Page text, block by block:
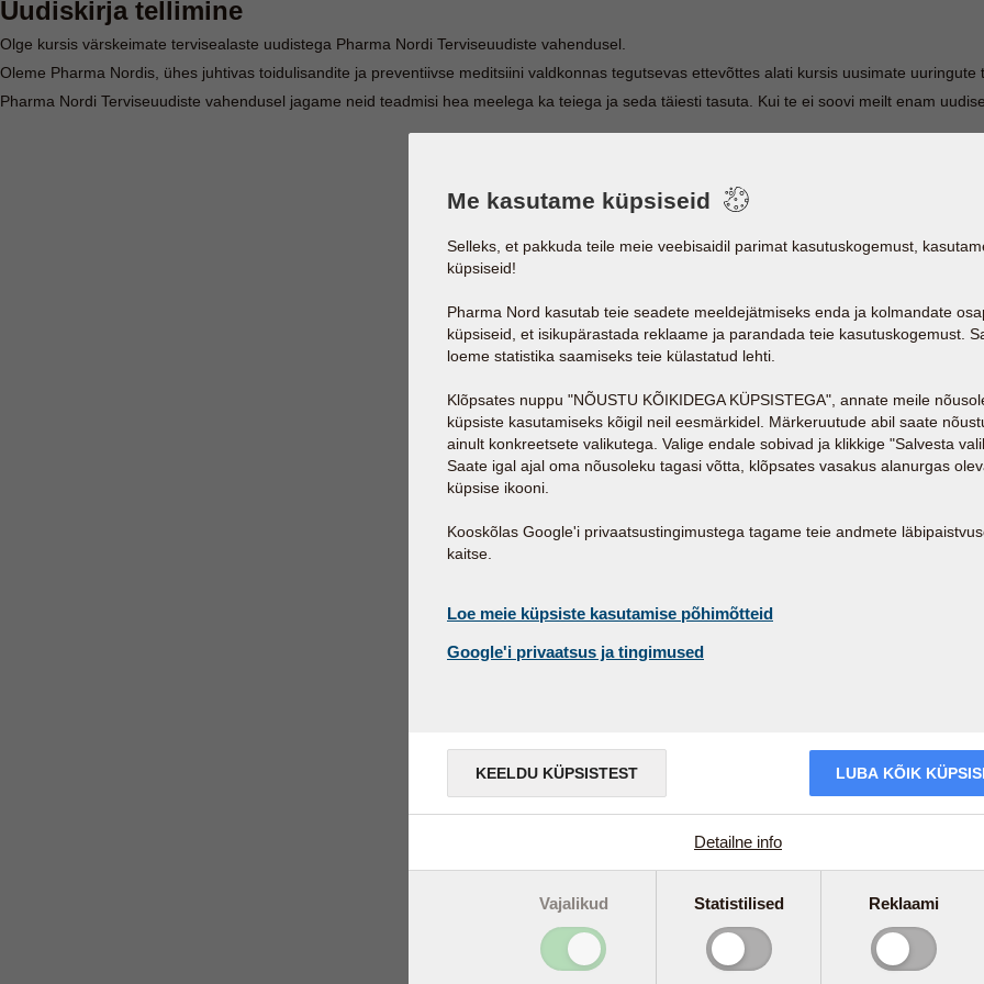
Uudiskirja tellimine
Olge kursis värskeimate tervisealaste uudistega Pharma Nordi Terviseuudiste vahendusel.
Oleme Pharma Nordis, ühes juhtivas toidulisandite ja preventiivse meditsiini valdkonnas tegutsevas ettevõttes alati kursis uusimate uuringute
Pharma Nordi Terviseuudiste vahendusel jagame neid teadmisi hea meelega ka teiega ja seda täiesti tasuta. Kui te ei soovi meilt enam
Me kasutame küpsiseid
Selleks, et pakkuda teile meie veebisaidil parimat kasutuskogemust,
küpsiseid!
Pharma Nord kasutab teie seadete meeldejätmiseks enda ja kolmandate
küpsiseid, et isikupärastada reklaame ja parandada teie kasutuskogemust.
loeme statistika saamiseks teie külastatud lehti.
Klõpsates nuppu "NÕUSTU KÕIKIDEGA KÜPSISTEGA", annate meile
küpsiste kasutamiseks kõigil neil eesmärkidel. Märkeruutude abil saate
ainult konkreetsete valikutega. Valige endale sobivad ja klikkige "Salvesta
Saate igal ajal oma nõusoleku tagasi võtta, klõpsates vasakus alanurgas
küpsise ikooni.
Kooskõlas Google'i privaatsustingimustega tagame teie andmete
kaitse.
Loe meie küpsiste kasutamise põhimõtteid
Google'i privaatsus ja tingimused
KEELDU KÜPSISTEST LUBA KÕIK
Detailne info
Vajalikud Statistilised Reklaami